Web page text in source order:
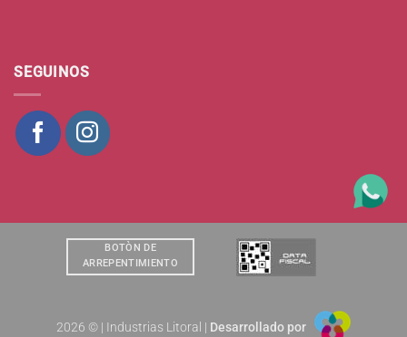
SEGUINOS
BOTÒN DE
ARREPENTIMIENTO
2026 © | Industrias Litoral | Desarrollado por